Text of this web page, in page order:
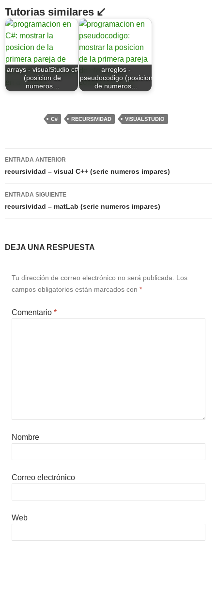
Tutorias similares ↙
arrays - visualStudio c#
(posicion de
numeros…
arreglos -
pseudocodigo (posicion
de numeros…
C# RECURSIVIDAD VISUALSTUDIO
Navegación
de
entradas
ENTRADA ANTERIOR
recursividad – visual C++ (serie numeros impares)
ENTRADA SIGUIENTE
recursividad – matLab (serie numeros impares)
DEJA UNA RESPUESTA
Tu dirección de correo electrónico no será publicada.
Los
campos obligatorios están marcados con *
Comentario *
Nombre
Correo electrónico
Web